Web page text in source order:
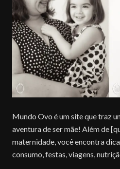
Mundo Ovo é um site que traz
aventura de ser mãe! Além de
maternidade, você encontra
consumo, festas, viagens,